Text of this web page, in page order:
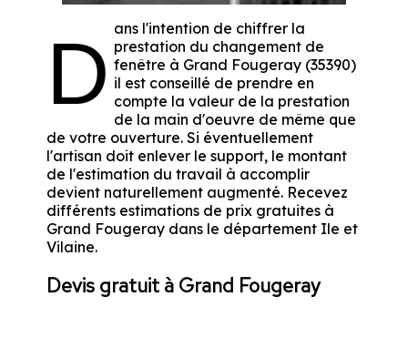
D ans l'intention de chiffrer la
prestation du changement de
fenêtre à Grand Fougeray (35390)
il est conseillé de prendre en
compte la valeur de la prestation
de la main d'oeuvre de même que
de votre ouverture. Si éventuellement
l'artisan doit enlever le support, le montant
de l'estimation du travail à accomplir
devient naturellement augmenté. Recevez
différents estimations de prix gratuites à
Grand Fougeray dans le département Ile et
Vilaine.
Devis gratuit à Grand Fougeray